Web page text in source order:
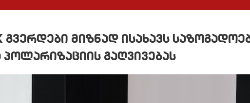
გვერდები მიზნად ისახავს
გაღვივებას